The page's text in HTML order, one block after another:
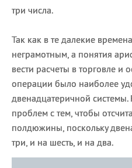
три числа.
Так как в те далекие
неграмотным, а понятия
вести расчеты в торговле и
операции было наиболее
двенадцатеричной системы.
проблем с тем, чтобы
полдюжины, поскольку
три, и на шесть, и на два.